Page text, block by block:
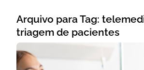
Arquivo para Tag:
triagem de pacientes